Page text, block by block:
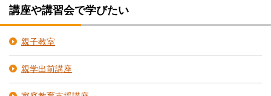
講座や講習会で学びたい
親子教室
親学出前講座